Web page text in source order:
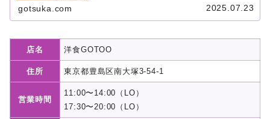
感じます。疲れもなかなか取れない夏バテ気味...
gotsuka.com 2025.07.23
店名 洋食GOTOO
住所 東京都豊島区南大塚3-54-1
営業時間
11:00〜14:00（LO）
17:30〜20:00（LO）